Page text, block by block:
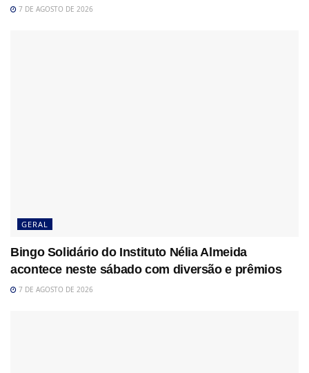
7 DE AGOSTO DE 2026
GERAL
Bingo Solidário do Instituto Nélia Almeida
acontece neste sábado com diversão e prêmios
7 DE AGOSTO DE 2026